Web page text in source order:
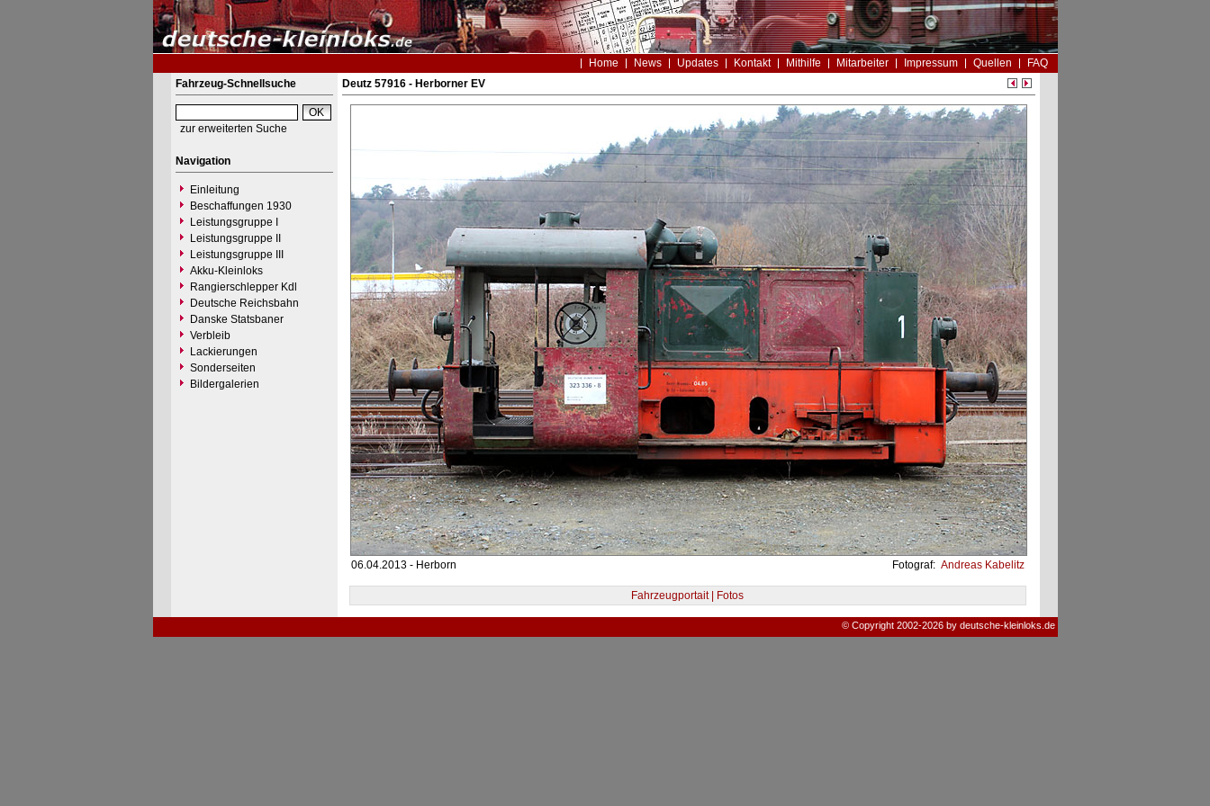
Home News Updates Kontakt Mithilfe Mitarbeiter Impressum Quellen
FAQ
Fahrzeug-Schnellsuche
zur erweiterten Suche
Navigation
Einleitung
Beschaffungen 1930
Leistungsgruppe I
Leistungsgruppe II
Leistungsgruppe III
Akku-Kleinloks
Rangierschlepper Kdl
Deutsche Reichsbahn
Danske Statsbaner
Verbleib
Lackierungen
Sonderseiten
Bildergalerien
Deutz 57916 - Herborner EV
06.04.2013 - Herborn Fotograf: Andreas Kabelitz
Fahrzeugportait | Fotos
© Copyright 2002-2026 by deutsche-kleinloks.de